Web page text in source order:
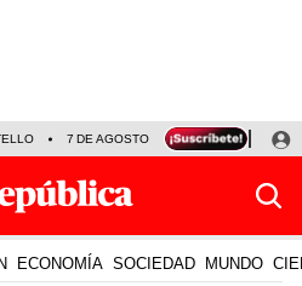
7 DE AGOSTO TINKA RESULTADOS
ECONOMÍA SOCIEDAD MUNDO